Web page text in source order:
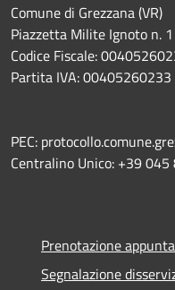
Comune di Grezzana (VR)
Piazzetta Milite Ignoto n.
Codice Fiscale:
Partita IVA: 00405260233
PEC:
Centralino Unico: +39
Prenotazione
Segnalazione